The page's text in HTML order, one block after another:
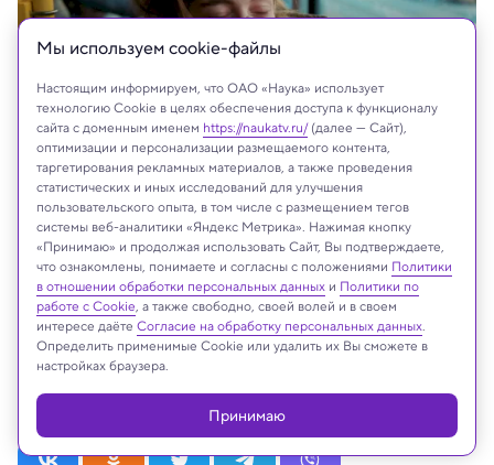
На сайте могут быть использованы материалы
интернет-ресурсов Facebook и Instagram,
владельцем которых является компания Meta
Platforms Inc., запрещённая на территории
Российской Федерации
Мы используем сookie-файлы
Принимаю
Настоящим информируем, что ОАО «Наука» использует
технологию Cookie в целях обеспечения доступа к функционалу
сайта с доменным именем https://naukatv.ru/(далее — Сайт),
оптимизации и персонализации размещаемого контента,
таргетирования рекламных материалов, а также проведения
статистических и иных исследований для улучшения
пользовательского опыта, в том числе с размещением тегов
системы веб-аналитики «Яндекс Метрика». Нажимая кнопку
«Принимаю» и продолжая использовать Сайт, Вы подтверждаете,
что ознакомлены, понимаете и согласны с положениями Политики
в отношении обработки персональных данных и Политики по
работе с Cookie, а также свободно, своей волей и в своем
интересе даёте Согласие на обработку персональных данных.
Определить применимые Cookie или удалить их Вы сможете в
настройках браузера.